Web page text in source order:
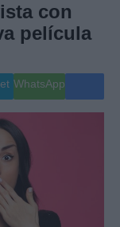
con
película
WhatsApp